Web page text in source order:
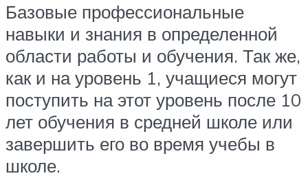
Базовые профессиональные
навыки и знания в определенной
области работы и обучения. Так же,
как и на уровень 1, учащиеся могут
поступить на этот уровень после 10
лет обучения в средней школе или
завершить его во время учебы в
школе.